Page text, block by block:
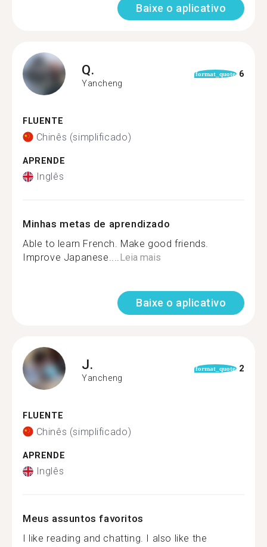
Baixe o aplicativo
Q.
Yancheng
format_quote 6
FLUENTE
Chinês (simplificado)
APRENDE
Inglês
Minhas metas de aprendizado
Able to learn French. Make good friends.
Improve Japanese....Leia mais
Baixe o aplicativo
J.
Yancheng
format_quote 2
FLUENTE
Chinês (simplificado)
APRENDE
Inglês
Meus assuntos favoritos
I like reading and chatting. I also like the